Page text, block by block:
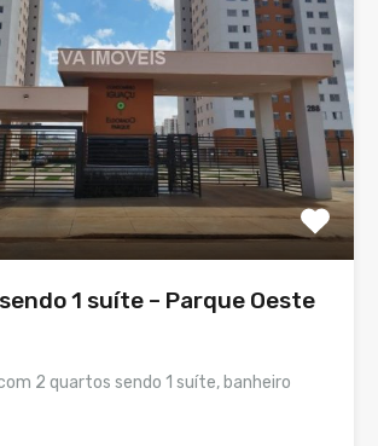
1 suíte – Parque Oeste
2 quartos sendo 1 suíte, banheiro